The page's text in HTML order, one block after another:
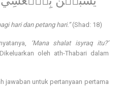
hari dan petang hari.”(Shad: 18)
‘Mana shalat isyraq itu?’
oleh ath-Thabari dalam
jawaban untuk pertanyaan pertama